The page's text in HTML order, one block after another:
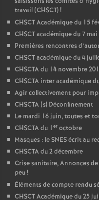
travail (CHSCT)!
CHSCT Académique du 15
CHSCT académique du 7 mai
Premières rencontres
CHSCT académique du 4
CHSCTA du 14 novembre
CHSCTA inter académique
Agir collectivement pour
CHSCTA (s) Déconfinement
Le mardi 16 juin, toutes et
CHSCTA du 1 er octobre
Masques : le SNES écrit au
CHSCTA du 2 décembre
Crise sanitaire, Annonces
peu!
Éléments de compte rendu
CHSCT Académique du 25